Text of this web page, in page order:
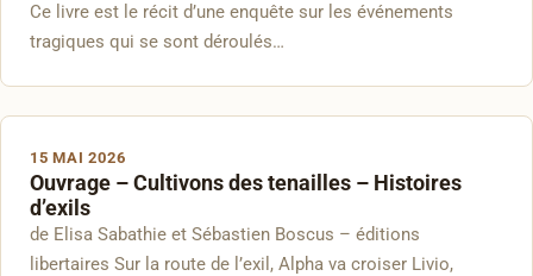
Ce livre est le récit d’une enquête sur les événements
tragiques qui se sont déroulés…
15 MAI 2026
Ouvrage – Cultivons des tenailles – Histoires
d’exils
de Elisa Sabathie et Sébastien Boscus – éditions
libertaires Sur la route de l’exil, Alpha va croiser Livio,